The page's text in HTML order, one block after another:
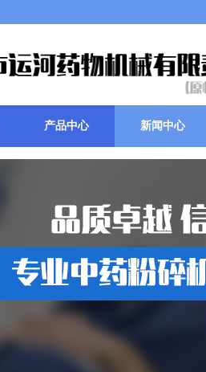
产品中心 新闻中心